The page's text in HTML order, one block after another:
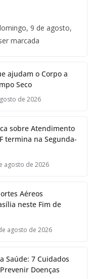
9 de agosto,
marcada
ajudam o Corpo a
Seco
de 2026
sobre Atendimento
termina na Segunda-
agosto de 2026
Aéreos
neste Fim de
agosto de 2026
Saúde: 7 Cuidados
Doenças